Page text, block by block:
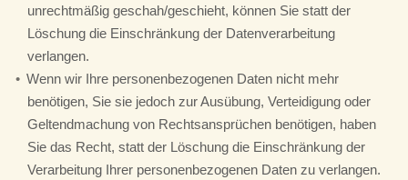
unrechtmäßig geschah/geschieht, können Sie statt der
Löschung die Einschränkung der Datenverarbeitung
verlangen.
Wenn wir Ihre personenbezogenen Daten nicht mehr
benötigen, Sie sie jedoch zur Ausübung, Verteidigung oder
Geltendmachung von Rechtsansprüchen benötigen, haben
Sie das Recht, statt der Löschung die Einschränkung der
Verarbeitung Ihrer personenbezogenen Daten zu verlangen.